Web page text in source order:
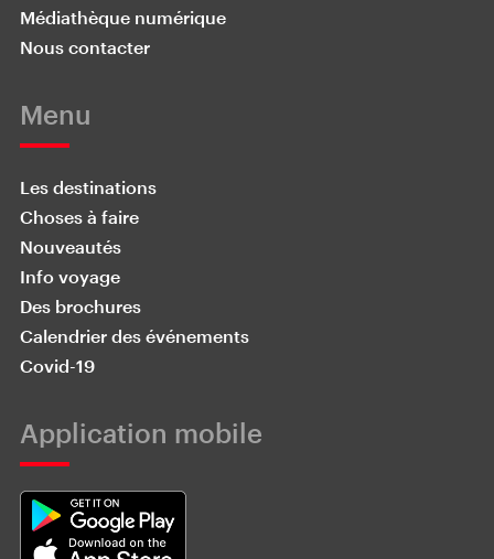
Médiathèque numérique
Nous contacter
Menu
Les destinations
Choses à faire
Nouveautés
Info voyage
Des brochures
Calendrier des événements
Covid-19
Application mobile